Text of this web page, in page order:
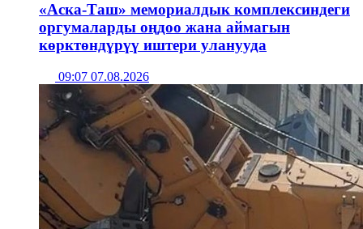
«Аска-Таш» мемориалдык комплексиндеги
оргумаларды оңдоо жана аймагын
көрктөндүрүү иштери уланууда
09:07 07.08.2026